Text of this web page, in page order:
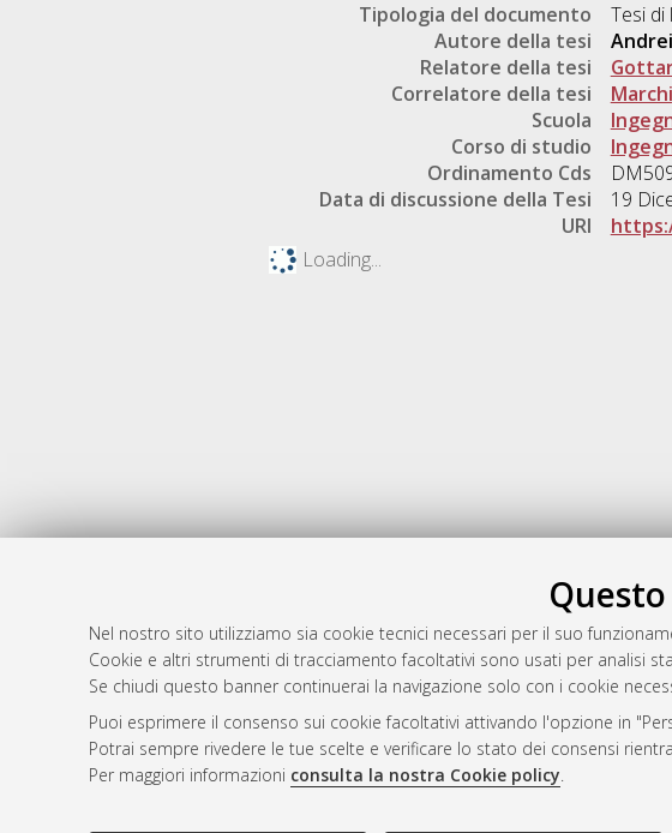
Nel nostro sito utilizziamo sia cookie tecnici necessari per il suo
Cookie e altri strumenti di tracciamento facoltativi sono usati per analisi
Se chiudi questo banner continuerai la navigazione solo con i cookie
Puoi esprimere il consenso sui cookie facoltativi attivando l'opzione in
Potrai sempre rivedere le tue scelte e verificare lo stato dei consensi
Per maggiori informazioni consulta la nostra Cookie policy.
Tipologia del documento
Tesi di
Autore della tesi
Relatore della tesi
Correlatore della tesi
Scuola
Corso di studio
Ordinamento Cds
Data di discussione della Tesi
19
URI
Loading...
Atom
Rss 1.0
Rss 2.0
AMS Laurea
Servizio implementato e
Impostazioni Cookie
Informativa sulla privacy
Condizioni d’uso del sito